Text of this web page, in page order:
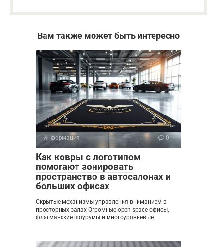
Вам также может быть интересно
Информация 0
Как ковры с логотипом
помогают зонировать
пространство в автосалонах и
больших офисах
Скрытые механизмы управления вниманием в
просторных залах Огромные open-space офисы,
флагманские шоурумы и многоуровневые